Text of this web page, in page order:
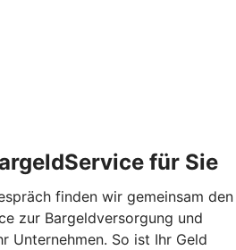
für Sie
finden wir gemeinsam den
zur Bargeldversorgung und
Unternehmen. So ist Ihr Geld